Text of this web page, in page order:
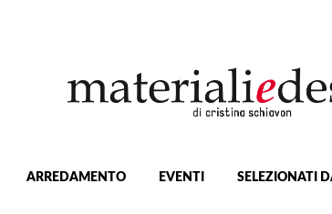
ARREDAMENTO EVENTI SELEZIONATI